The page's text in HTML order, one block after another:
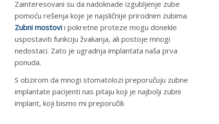
Zainteresovani su da nadoknade izgubljenje zube
pomoću rešenja koje je najsličnije prirodnim zubima.
Zubni mostovi i pokretne proteze mogu donekle
uspostaviti funkciju žvakanja, ali postoje mnogi
nedostaci. Zato je ugradnja implantata naša prva
ponuda.
S obzirom da mnogi stomatolozi preporučuju zubne
implantate pacijenti nas pitaju koji je najbolji zubni
implant, koji bismo mi preporučili.